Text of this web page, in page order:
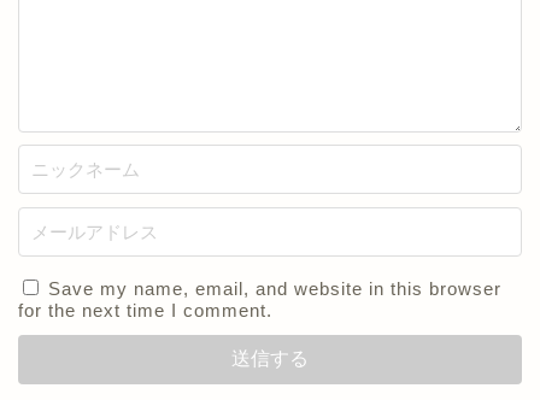
Save my name, email, and website in this browser
for the next time I comment.